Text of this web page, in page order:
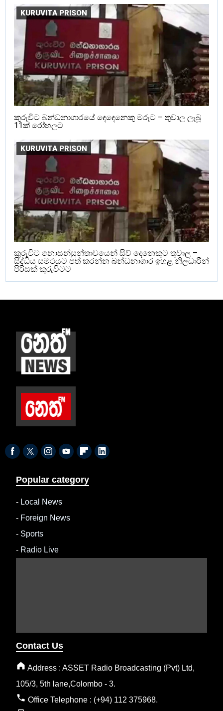
KURUVITA PRISON
කුරුවිට බන්ධනාගාරයේ දෙදෙනෙකු මරුට – තුවාල ලැබූ
11ක් රෝහලට
KURUVITA PRISON
කුරුවිට නොසන්සුන්තාවයෙන් සිව් දෙනෙකුට තුවාල –
සිද්ධිය සමථයට පත් කරන්න බන්ධනාගාර ඉහළ නිලධාරීන්
පිරිසක් කුරුවිටට
Popular category
- Local News
- Foreign News
- Sports
- Radio Live
Contact Us
Address : ASSET Radio Broadcasting (Pvt) Ltd,
105/3, 5th lane,Colombo - 3.
Office Telephone : (+94) 112 375968.